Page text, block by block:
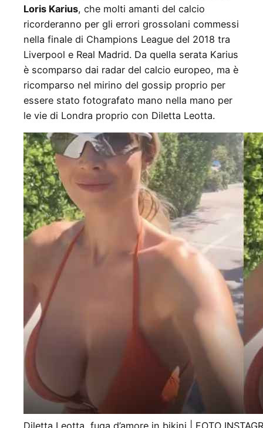
Loris Karius, che molti amanti del calcio
ricorderanno per gli errori grossolani commessi
nella finale di Champions League del 2018 tra
Liverpool e Real Madrid. Da quella serata Karius
è scomparso dai radar del calcio europeo, ma è
ricomparso nel mirino del gossip proprio per
essere stato fotografato mano nella mano per
le vie di Londra proprio con Diletta Leotta.
Diletta Leotta, fuga d’amore in bikini | FOTO